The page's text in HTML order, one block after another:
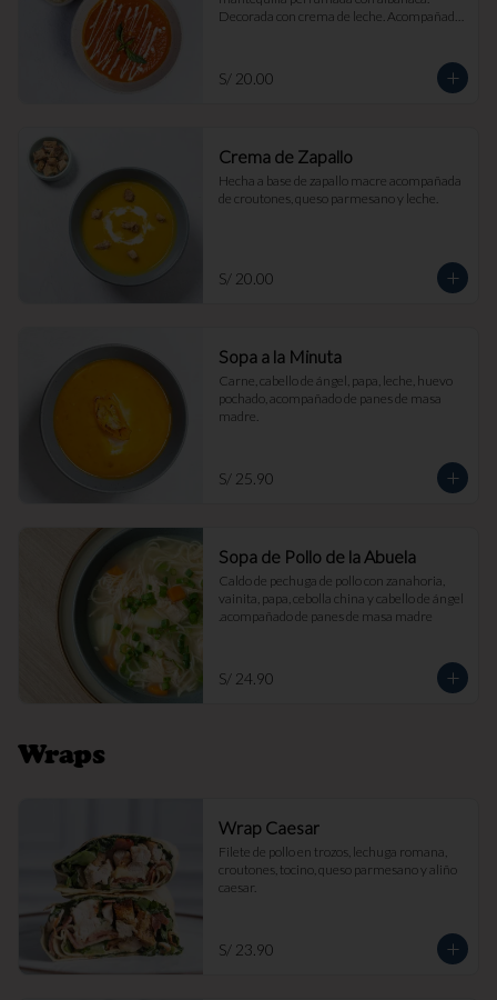
Decorada con crema de leche. Acompañada
S/ 20.00
Crema de Zapallo
Hecha a base de zapallo macre acompañada
de croutones, queso parmesano y leche.
S/ 20.00
Sopa a la Minuta
Carne, cabello de ángel, papa, leche, huevo
pochado, acompañado de panes de masa
madre.
S/ 25.90
Sopa de Pollo de la Abuela
Caldo de pechuga de pollo con zanahoria,
vainita, papa, cebolla china y cabello de ángel
.acompañado de panes de masa madre
S/ 24.90
Wraps
Wrap Caesar
Filete de pollo en trozos, lechuga romana,
croutones, tocino, queso parmesano y aliño
caesar.
S/ 23.90